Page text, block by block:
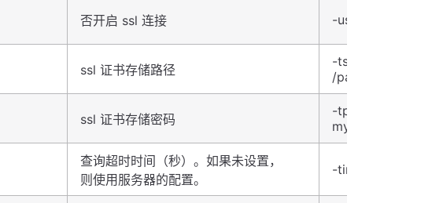
否开启 ssl 连接 -usessl true
ssl 证书存储路径
-ts
/path/to/truststore
ssl 证书存储密码
-tpw
myTrustPassword
查询超时时间（秒）。如果未设置，
则使用服务器的配置。
-timeout 30